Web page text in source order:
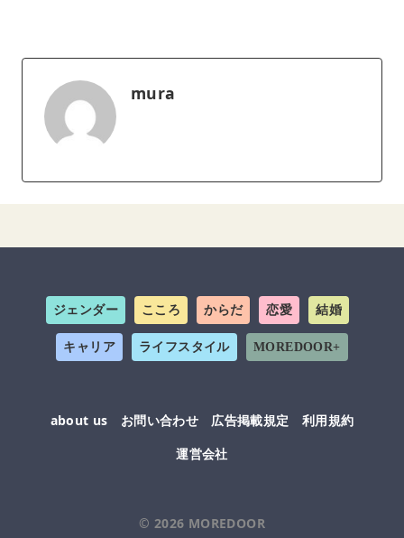
mura
ジェンダー こころ からだ 恋愛 結婚
キャリア ライフスタイル MOREDOOR+
about us お問い合わせ 広告掲載規定
利用規約
運営会社
© 2026 MOREDOOR